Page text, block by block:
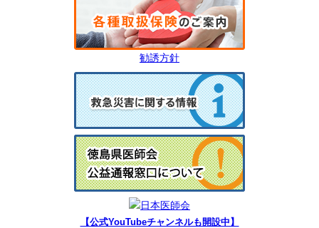
勧誘方針
【公式YouTubeチャンネルも開設中】